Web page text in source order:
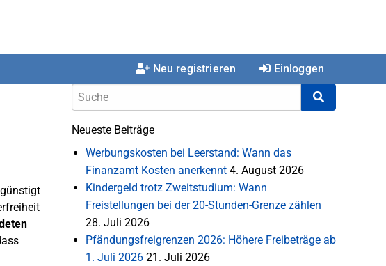
Neu registrieren Einloggen
Neueste Beiträge
Werbungskosten bei Leerstand: Wann das
Finanzamt Kosten anerkennt 4. August 2026
Kindergeld trotz Zweitstudium: Wann
Freistellungen bei der 20-Stunden-Grenze zählen
28. Juli 2026
Pfändungsfreigrenzen 2026: Höhere Freibeträge ab
1. Juli 2026 21. Juli 2026